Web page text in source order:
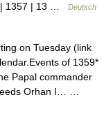
1357 | 13 …
Deutsch
on Tuesday (link
of 1359*
Papal commander
Orhan I… …